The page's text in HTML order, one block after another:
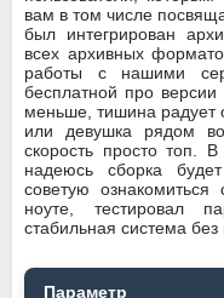
вам в том числе
был интегрирован
всех архивных
работы с нашими
бесплатной про
меньше, тишина радует
или девушка рядом
скорость просто топ.
надеюсь сборка
советую
ноуте, тестировал
стабильная система без
Параметр